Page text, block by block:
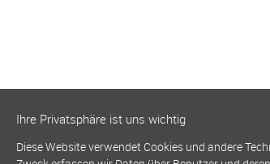
Ihre Privatsphäre ist uns wichtig
Diese Website verwendet Cookies und andere